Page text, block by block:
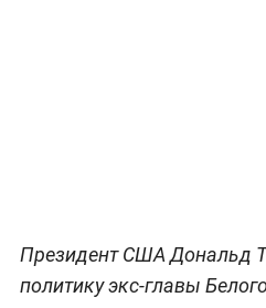
Президент США Дональд
политику экс-главы